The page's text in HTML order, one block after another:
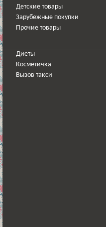
Детские товары
Зарубежные покупки
Прочие товары
Диеты
Косметичка
Вызов такси